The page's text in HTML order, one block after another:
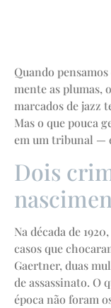
Quando
mente as plumas,
marcados de jazz
Mas o que pouca
em um tribunal —
Dois
Na década de
casos que
Gaertner, duas
de assassinato. O
época não foram